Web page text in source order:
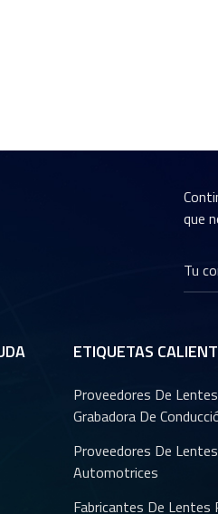
que
ETIQUETAS
Proveedores De
Grabadora De
Proveedores De Lentes
Automotrices
Fabricantes De Lentes